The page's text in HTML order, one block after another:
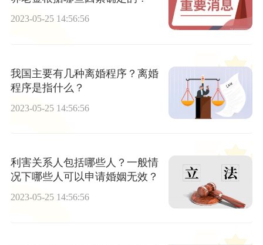
2023-05-25 14:56:56
我国主要有几种离婚程序？离婚
程序是指什么？
2023-05-25 14:56:56
利害关系人包括哪些人？一般情
况下哪些人可以申请婚姻无效？
2023-05-25 14:56:56